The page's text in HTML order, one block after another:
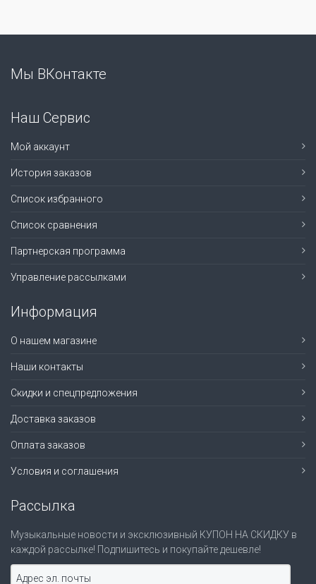
Мы ВКонтакте
Наш Сервис
Мой аккаунт
История заказов
Список избранного
Список сравнения
Партнерская программа
Управление рассылками
Информация
О нашем магазине
Наши контакты
Скидки и спецпредложения
Доставка заказов
Оплата заказов
Условия и соглашения
Рассылка
Музыкальные новости и эксклюзивный КУПОН НА СКИДКУ в
каждой рассылке! Подпишитесь и покупайте дешевле!